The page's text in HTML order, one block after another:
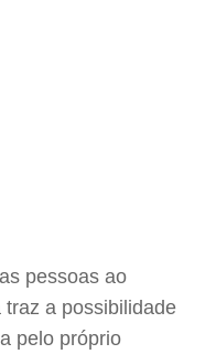
pessoas ao
a possibilidade
pelo próprio